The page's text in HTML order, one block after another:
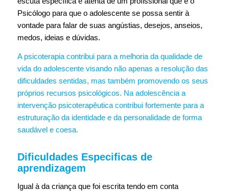
Psicólogo para que o adolescente se possa sentir à
vontade para falar de suas angústias, desejos, anseios,
medos, ideias e dúvidas.
A psicoterapia contribui para a melhoria da qualidade de
vida do adolescente visando não apenas a resolução das
dificuldades sentidas, mas também promovendo os seus
próprios recursos psicológicos. Na adolescência a
intervenção psicoterapêutica contribui fortemente para a
estruturação da identidade e da personalidade de forma
saudável e coesa.
Dificuldades Especificas de
aprendizagem
Igual à da criança que foi escrita tendo em conta